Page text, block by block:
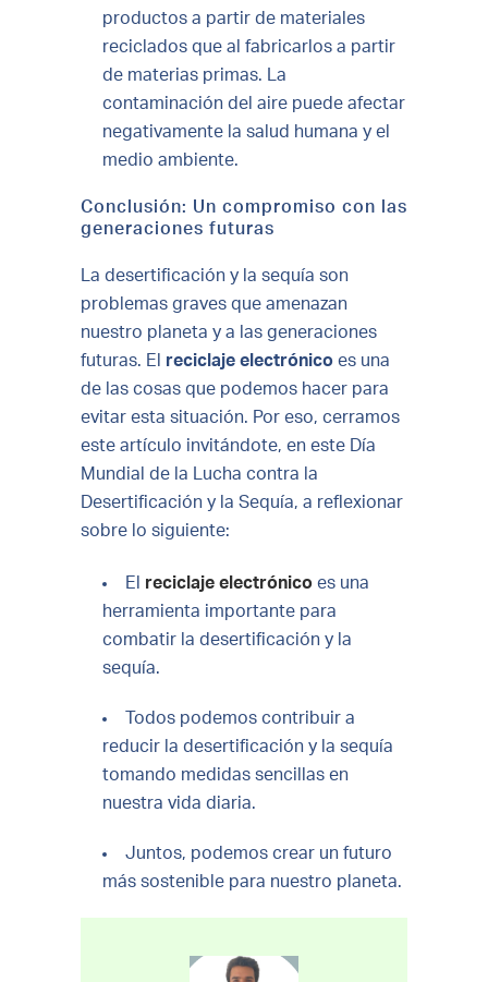
productos a partir de materiales
reciclados que al fabricarlos a partir
de materias primas. La
contaminación del aire puede afectar
negativamente la salud humana y el
medio ambiente.
Conclusión: Un compromiso con las
generaciones futuras
La desertificación y la sequía son
problemas graves que amenazan
nuestro planeta y a las generaciones
futuras. El reciclaje electrónico es una
de las cosas que podemos hacer para
evitar esta situación. Por eso, cerramos
este artículo invitándote, en este Día
Mundial de la Lucha contra la
Desertificación y la Sequía, a reflexionar
sobre lo siguiente:
El reciclaje electrónico es una
herramienta importante para
combatir la desertificación y la
sequía.
Todos podemos contribuir a
reducir la desertificación y la sequía
tomando medidas sencillas en
nuestra vida diaria.
Juntos, podemos crear un futuro
más sostenible para nuestro planeta.